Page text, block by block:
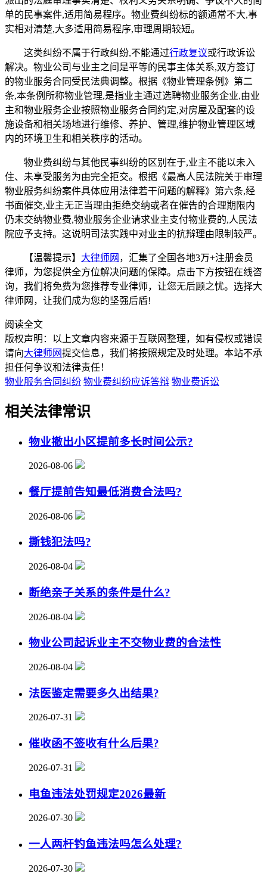
单的民事案件,适用简易程序。物业费纠纷标的额通常不大,事
实相对清楚,大多适用简易程序,审理周期较短。
这类纠纷不属于行政纠纷,不能通过行政复议或行政诉讼
解决。物业公司与业主之间是平等的民事主体关系,双方签订
的物业服务合同受民法典调整。根据《物业管理条例》第二
条,本条例所称物业管理,是指业主通过选聘物业服务企业,由业
主和物业服务企业按照物业服务合同约定,对房屋及配套的设
施设备和相关场地进行维修、养护、管理,维护物业管理区域
内的环境卫生和相关秩序的活动。
物业费纠纷与其他民事纠纷的区别在于,业主不能以未入
住、未享受服务为由完全拒交。根据《最高人民法院关于审理
物业服务纠纷案件具体应用法律若干问题的解释》第六条,经
书面催交,业主无正当理由拒绝交纳或者在催告的合理期限内
仍未交纳物业费,物业服务企业请求业主支付物业费的,人民法
院应予支持。这说明司法实践中对业主的抗辩理由限制较严。
【温馨提示】 大律师网 ，汇集了全国各地3万+注册会员
律师，为您提供全方位解决问题的保障。点击下方按钮在线咨
询，我们将免费为您推荐专业律师，让您无后顾之忧。选择大
律师网，让我们成为您的坚强后盾!
阅读全文
版权声明：以上文章内容来源于互联网整理，如有侵权或错误
请向大律师网提交信息，我们将按照规定及时处理。本站不承
担任何争议和法律责任！
物业服务合同纠纷 物业费纠纷应诉答辩 物业费诉讼
相关法律常识
物业撤出小区提前多长时间公示?
2026-08-06
餐厅提前告知最低消费合法吗?
2026-08-06
撕钱犯法吗?
2026-08-04
断绝亲子关系的条件是什么?
2026-08-04
物业公司起诉业主不交物业费的合法性
2026-08-04
法医鉴定需要多久出结果?
2026-07-31
催收函不签收有什么后果?
2026-07-31
电鱼违法处罚规定2026最新
2026-07-30
一人两杆钓鱼违法吗怎么处理?
2026-07-30